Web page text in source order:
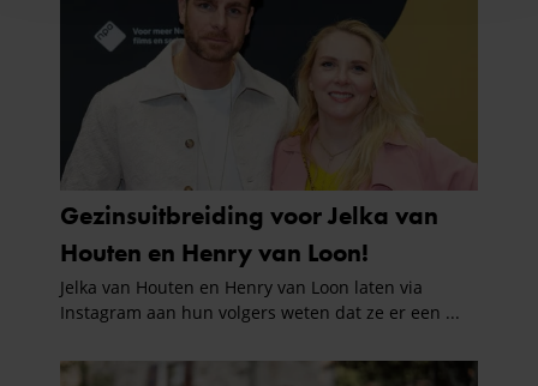
en om ons websiteverkeer te analyseren. Ook delen we
informatie over uw gebruik van onze site met onze
partners voor social media, adverteren en analyse. Deze
partners kunnen deze gegevens combineren met andere
informatie die u aan ze heeft verstrekt of die ze hebben
verzameld op basis van uw gebruik van hun services. U
gaat akkoord met onze cookies als u onze website blijft
gebruiken.